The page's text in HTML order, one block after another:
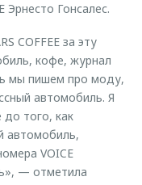
Эрнесто Гонсалес.
COFFEE за эту
кофе, журнал
мы пишем про моду,
автомобиль. Я
до того, как
автомобиль,
VOICE
— отметила